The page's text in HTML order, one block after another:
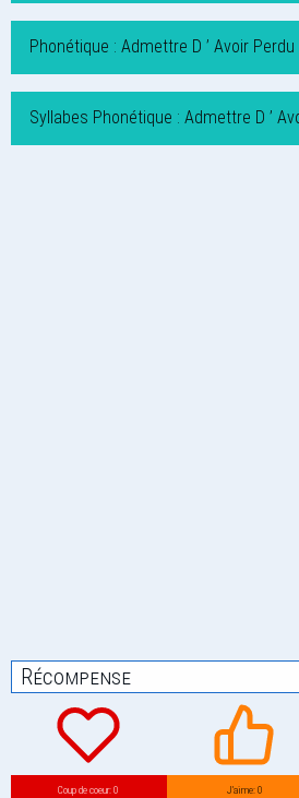
Phonétique : Admettre D ’ Avoir Perdu
Syllabes Phonétique : Admettre D ’
Récompense
Coup de coeur: 0 J’aime: 0